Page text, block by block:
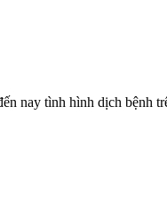
nay tình hình dịch bệnh